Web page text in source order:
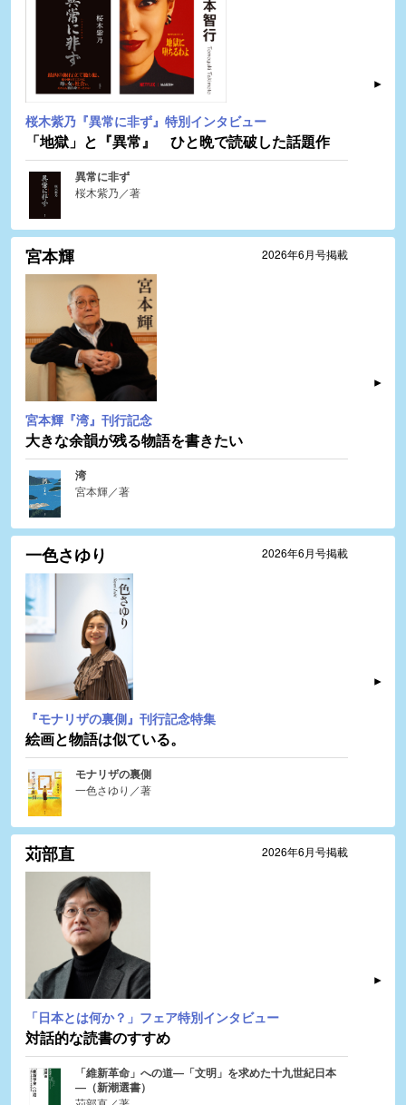
桜木紫乃『異常に非ず』特別インタビュー
「地獄」と『異常』 ひと晩で読破した話題作
異常に非ず
桜木紫乃／著
2026年6月号掲載
宮本輝
宮本輝『湾』刊行記念
大きな余韻が残る物語を書きたい
湾
宮本輝／著
2026年6月号掲載
一色さゆり
『モナリザの裏側』刊行記念特集
絵画と物語は似ている。
モナリザの裏側
一色さゆり／著
2026年6月号掲載
苅部直
「日本とは何か？」フェア特別インタビュー
対話的な読書のすすめ
「維新革命」への道―「文明」を求めた十九世紀日本
―（新潮選書）